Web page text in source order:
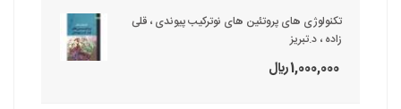
تکنولوژی های پروتئین های نوترکیب پیوندی ، قلی
زاده ، د.تبریز
1,000,000 ريال